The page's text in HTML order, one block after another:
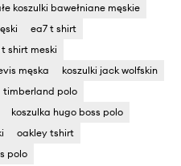
koszulki bawełniane męskie
ea7 t shirt
shirt meski
męska
koszulki jack wolfskin
timberland polo
koszulka hugo boss polo
oakley tshirt
polo